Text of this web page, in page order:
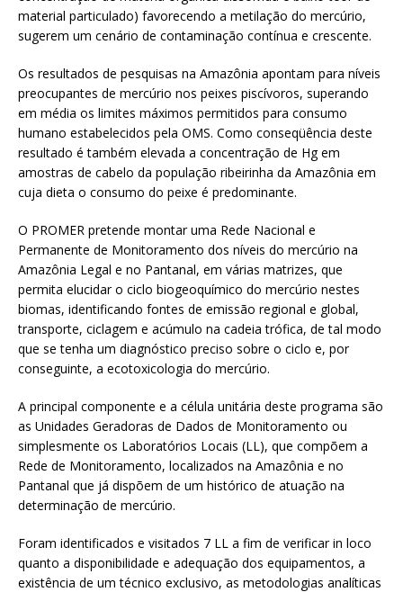
material particulado) favorecendo a metilação do mercúrio,
sugerem um cenário de contaminação contínua e crescente.
Os resultados de pesquisas na Amazônia apontam para níveis
preocupantes de mercúrio nos peixes piscívoros, superando
em média os limites máximos permitidos para consumo
humano estabelecidos pela OMS. Como conseqüência deste
resultado é também elevada a concentração de Hg em
amostras de cabelo da população ribeirinha da Amazônia em
cuja dieta o consumo do peixe é predominante.
O PROMER pretende montar uma Rede Nacional e
Permanente de Monitoramento dos níveis do mercúrio na
Amazônia Legal e no Pantanal, em várias matrizes, que
permita elucidar o ciclo biogeoquímico do mercúrio nestes
biomas, identificando fontes de emissão regional e global,
transporte, ciclagem e acúmulo na cadeia trófica, de tal modo
que se tenha um diagnóstico preciso sobre o ciclo e, por
conseguinte, a ecotoxicologia do mercúrio.
A principal componente e a célula unitária deste programa são
as Unidades Geradoras de Dados de Monitoramento ou
simplesmente os Laboratórios Locais (LL), que compõem a
Rede de Monitoramento, localizados na Amazônia e no
Pantanal que já dispõem de um histórico de atuação na
determinação de mercúrio.
Foram identificados e visitados 7 LL a fim de verificar in loco
quanto a disponibilidade e adequação dos equipamentos, a
existência de um técnico exclusivo, as metodologias analíticas